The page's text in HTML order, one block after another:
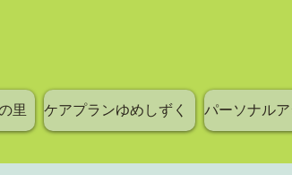
里 ケアプランゆめしずく パーソナル